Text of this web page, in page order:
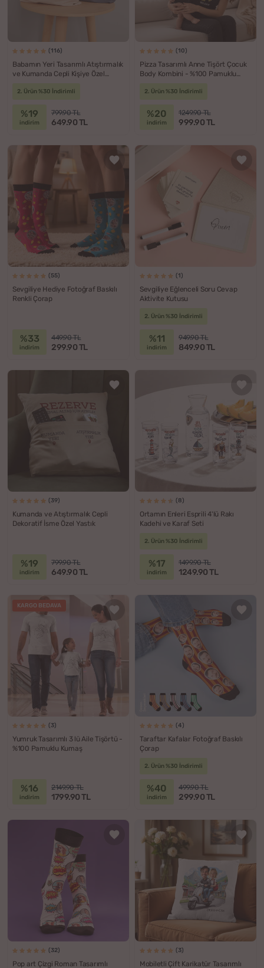
(116)
Babamın Yeri Tasarımlı Atıştırmalık
ve Kumanda Cepli Kişiye Özel
2. Ürün %30 İndirimli
%19
indirim
799.90 TL
649.90 TL
(10)
Pizza Tasarımlı Anne Tişört Çocuk
Body Kombini - %100 Pamuklu
2. Ürün %30 İndirimli
%20
indirim
1249.90 TL
999.90 TL
(55)
Sevgiliye Hediye Fotoğraf Baskılı
Renkli Çorap
%33
indirim
449.90 TL
299.90 TL
(1)
Sevgiliye Eğlenceli Soru Cevap
Aktivite Kutusu
2. Ürün %30 İndirimli
%11
indirim
949.90 TL
849.90 TL
(39)
Kumanda ve Atıştırmalık Cepli
Dekoratif İsme Özel Yastık
%19
indirim
799.90 TL
649.90 TL
(8)
Ortamın Enleri Esprili 4'lü Rakı
Kadehi ve Karaf Seti
2. Ürün %30 İndirimli
%17
indirim
1499.90 TL
1249.90 TL
KARGO BEDAVA
(3)
Yumruk Tasarımlı 3 lü Aile Tişörtü -
%100 Pamuklu Kumaş
%16
indirim
2149.90 TL
1799.90 TL
(4)
Taraftar Kafalar Fotoğraf Baskılı
Çorap
2. Ürün %30 İndirimli
%40
indirim
499.90 TL
299.90 TL
(32)
Pop art Çizgi Roman Tasarımlı
(3)
Mobiletli Çift Karikatür Tasarımlı